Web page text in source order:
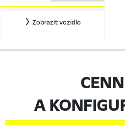
Zobraziť vozidlo
A